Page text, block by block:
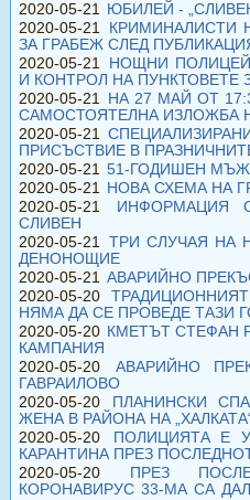
2020-05-21 ЮБИЛЕЙ -
2020-05-21
КРИМИНАЛИСТИ
ЗА ГРАБЕЖ СЛЕД
2020-05-21
НОЩНИ
И КОНТРОЛ НА ПУНКТОВЕТЕ
2020-05-21 НА 27 МАЙ ОТ
САМОСТОЯТЕЛНА ИЗЛОЖБА
2020-05-21
ПРИСЪСТВИЕ В
2020-05-21 51-ГОДИШЕН МЪЖ
2020-05-21 НОВА СХЕМА НА
2020-05-21
ИНФОРМАЦИЯ
СЛИВЕН
2020-05-21 ТРИ СЛУЧАЯ НА
ДЕНОНОЩИЕ
2020-05-21 АВАРИЙНО
2020-05-20
НЯМА ДА СЕ ПРОВЕДЕ ТАЗИ
2020-05-20 КМЕТЪТ СТЕФАН
КАМПАНИЯ
2020-05-20
АВАРИЙНО
ГАВРАИЛОВО
2020-05-20
ПЛАНИНСКИ
ЖЕНА В РАЙОНА НА
2020-05-20
ПОЛИЦИЯТА Е
КАРАНТИНА ПРЕЗ
2020-05-20
ПРЕЗ
КОРОНАВИРУС 33-МА СА